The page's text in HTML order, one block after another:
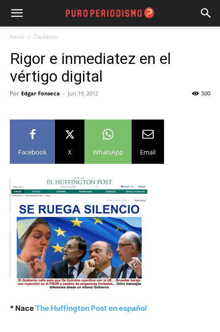
Inicio Titulares
Rigor e inmediatez en el
vértigo digital
Por Edgar Fonseca - Jun 19, 2012 500
Facebook X WhatsApp Email
* NaceThe Huffington Post en español